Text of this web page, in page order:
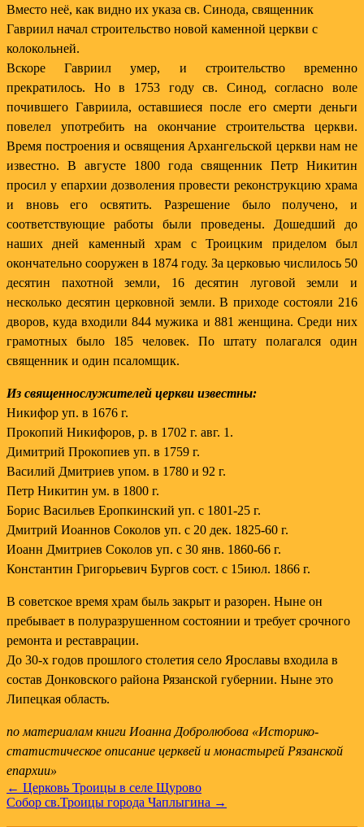
Вместо неё, как видно их указа св. Синода, священник
Гавриил начал строительство новой каменной церкви с
колокольней.
Вскоре Гавриил умер, и строительство временно
прекратилось. Но в 1753 году св. Синод, согласно воле
почившего Гавриила, оставшиеся после его смерти деньги
повелел употребить на окончание строительства церкви.
Время построения и освящения Архангельской церкви нам не
известно. В августе 1800 года священник Петр Никитин
просил у епархии дозволения провести реконструкцию храма
и вновь его освятить. Разрешение было получено, и
соответствующие работы были проведены. Дошедший до
наших дней каменный храм с Троицким приделом был
окончательно сооружен в 1874 году. За церковью числилось 50
десятин пахотной земли, 16 десятин луговой земли и
несколько десятин церковной земли. В приходе состояли 216
дворов, куда входили 844 мужика и 881 женщина. Среди них
грамотных было 185 человек. По штату полагался один
священник и один псаломщик.
Из священнослужителей церкви известны:
Никифор уп. в 1676 г.
Прокопий Никифоров, р. в 1702 г. авг. 1.
Димитрий Прокопиев уп. в 1759 г.
Василий Дмитриев упом. в 1780 и 92 г.
Петр Никитин ум. в 1800 г.
Борис Васильев Еропкинский уп. с 1801-25 г.
Дмитрий Иоаннов Соколов уп. с 20 дек. 1825-60 г.
Иоанн Дмитриев Соколов уп. с 30 янв. 1860-66 г.
Константин Григорьевич Бургов сост. с 15июл. 1866 г.
В советское время храм быль закрыт и разорен. Ныне он
пребывает в полуразрушенном состоянии и требует срочного
ремонта и реставрации.
До 30-х годов прошлого столетия село Ярославы входила в
состав Донковского района Рязанской губернии. Ныне это
Липецкая область.
по материалам книги Иоанна Добролюбова «Историко-
статистическое описание церквей и монастырей Рязанской
епархии»
Навигация
по
← Церковь Троицы в селе Щурово
Собор св.Троицы города Чаплыгина →